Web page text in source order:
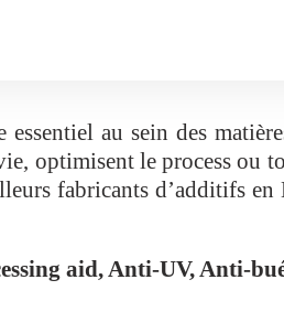
au sein des
optimisent le process ou
fabricants d’additifs
aid, Anti-UV, Anti-